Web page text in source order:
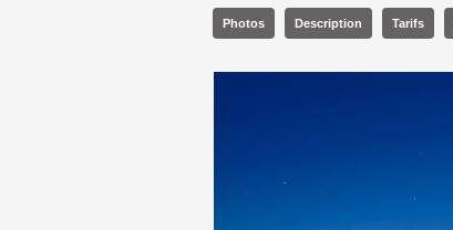
Photos Description Tarifs